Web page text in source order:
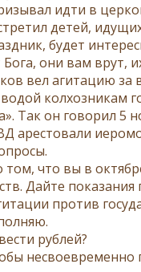
идти в
детей,
будет
они вам врут,
вел агитацию за
колхозникам
Так он говорил 5
арестовали
том, что вы в
Дайте
против
рублей?
несвоевременно